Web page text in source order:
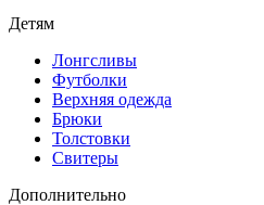
Детям
Лонгсливы
Футболки
Верхняя одежда
Брюки
Толстовки
Свитеры
Дополнительно